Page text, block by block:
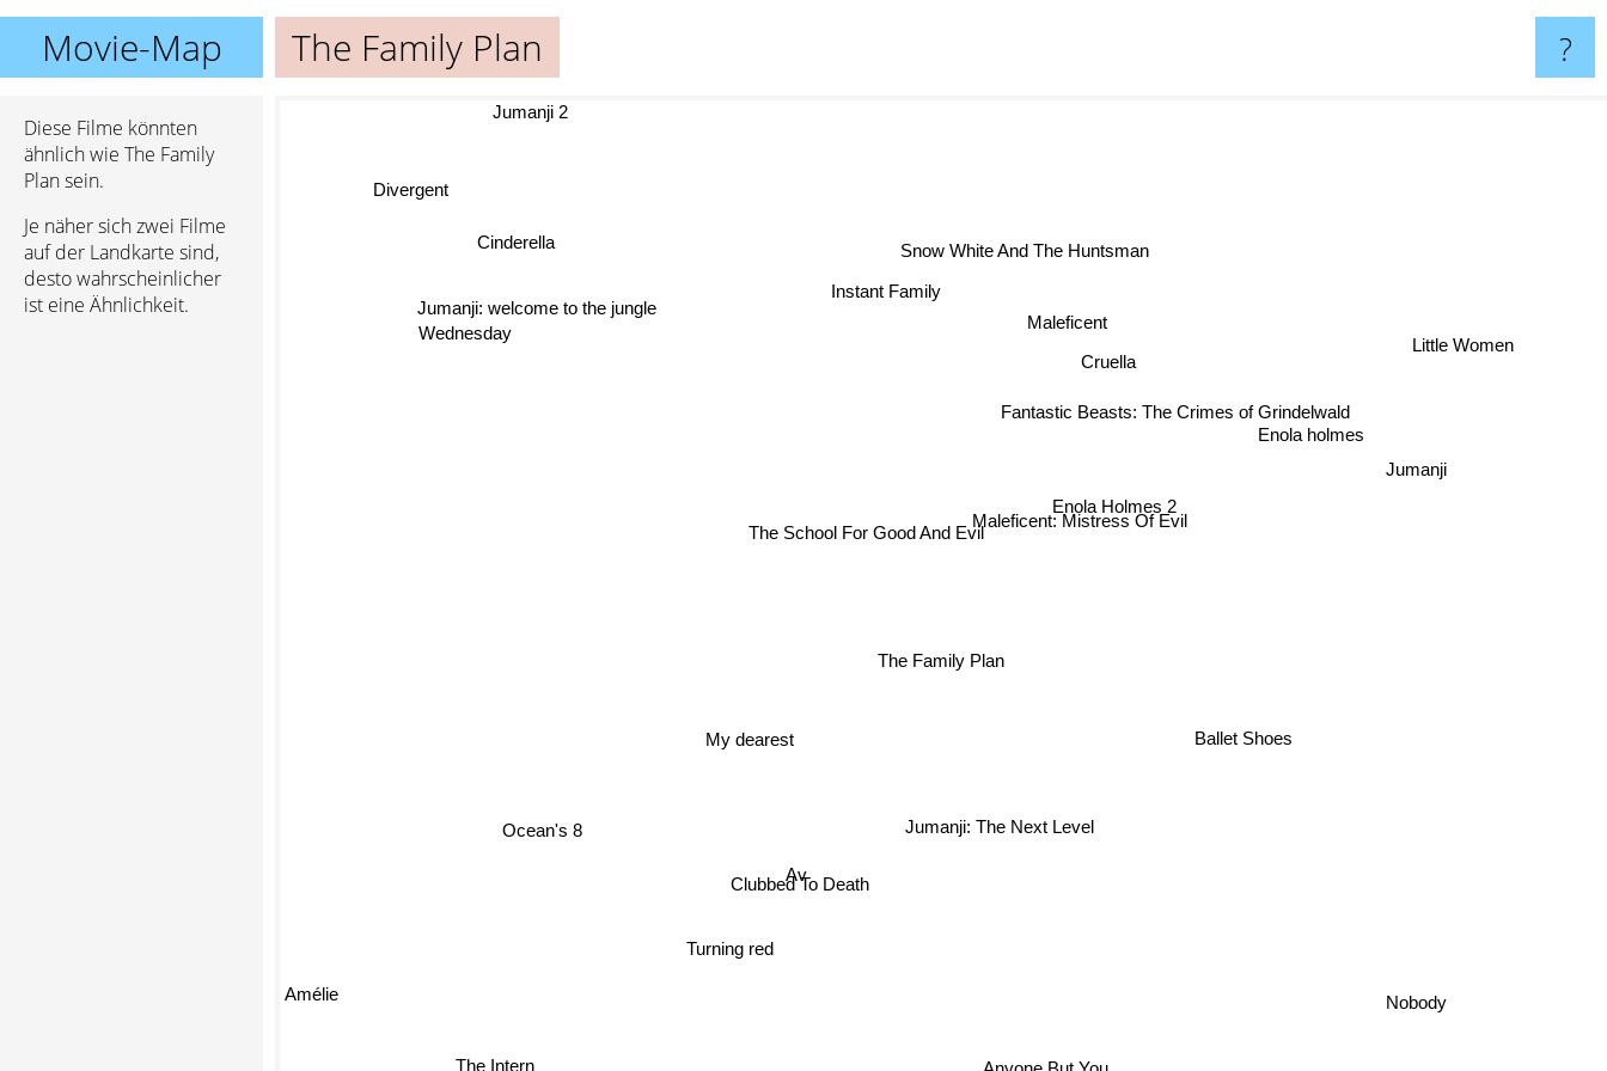
Movie-Map The Family Plan ?
Diese Filme könnten
ähnlich wie The Family
Plan sein.
Je näher sich zwei Filme
auf der Landkarte sind,
desto wahrscheinlicher
ist eine Ähnlichkeit.
The Family Plan
The School For Good And Evil
Maleficent: Mistress Of Evil
Enola Holmes 2
My dearest
Av
Clubbed To Death
Jumanji: The Next Level
Ballet Shoes
Fantastic Beasts: The Crimes of Grindelwald
Instant Family
Maleficent
Anyone But You
Turning red
Cruella
Snow White And The Huntsman
Enola holmes
Ocean's 8
Nobody
Jumanji
Jumanji: welcome to the jungle
Little Women
Jumanji 2
Divergent
Wednesday
Amélie